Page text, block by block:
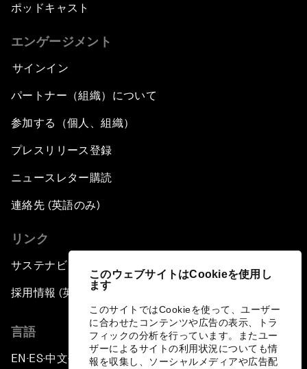
このウェブサイトはCookieを使用し
ます
このサイトではCookieを使って、ユーザー
に合わせたコンテンツや広告の表示、トラ
フィックの分析を行っています。またユー
ザーによるサイトの利用状況についても情
報を収集し、ソーシャルメディアや広告配
ポッドキャスト
エンゲージメント
サインイン
パートナー（組織）について
参加する（個人、組織）
プレスリリース登録
ニュースレター購読
連絡先 (英語のみ)
リンク
サステナビリティへの取り組み
採用情報 (英語のみ)
言語
EN ▪ES▪中文▪ 日本語